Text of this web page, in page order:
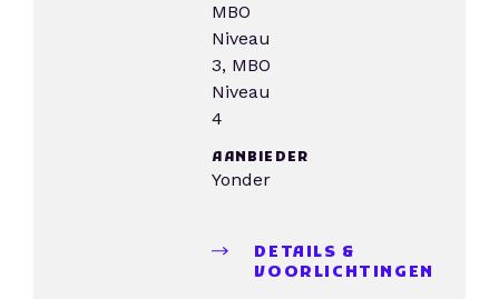
MBO
Niveau
3, MBO
Niveau
4
AANBIEDER
Yonder
DETAILS &
VOORLICHTINGEN